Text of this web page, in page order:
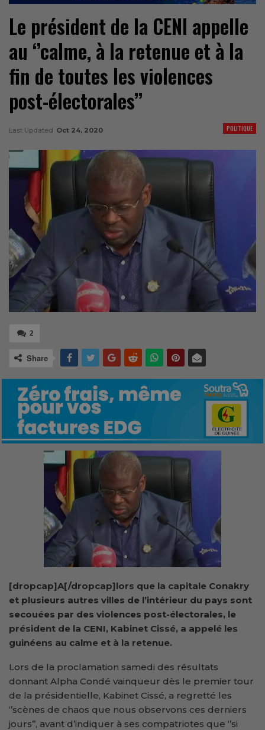
Le président de la CENI appelle
au ‘’calme, à la retenue et à la
fin de toutes les violences
post-électorales’’
POLITIQUE
Last Updated Oct 24, 2020
2
Share
[dropcap]A[/dropcap]lors que la capitale Conakry
et plusieurs autres villes de l’intérieur du pays sont
secouées par des violences post-électorales, le
président de la CENI, Kabinet Cissé, a appelé les
guinéens au calme et à la retenue.
Lors de la proclamation samedi des résultats
donnant Alpha Condé vainqueur dès le premier tour
de la présidentielle, Kabinet Cissé, a regretté les
‘’scènes de chaos que nous observons ces derniers
jours’’, avant d’indiquer à ses compatriotes que ‘’si